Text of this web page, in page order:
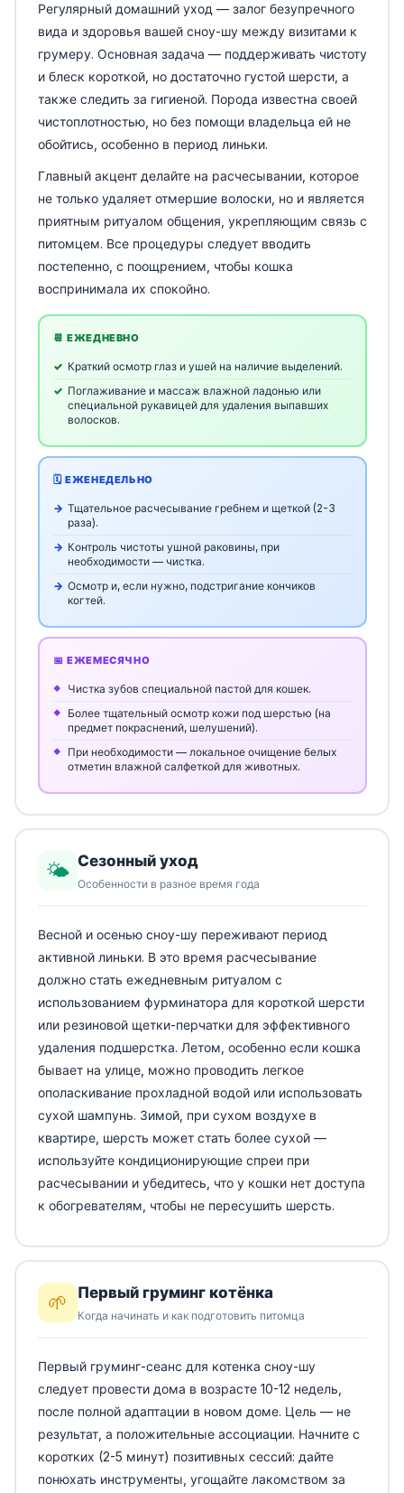
Регулярный домашний уход — залог безупречного
вида и здоровья вашей сноу-шу между визитами к
грумеру. Основная задача — поддерживать чистоту
и блеск короткой, но достаточно густой шерсти, а
также следить за гигиеной. Порода известна своей
чистоплотностью, но без помощи владельца ей не
обойтись, особенно в период линьки.
Главный акцент делайте на расчесывании, которое
не только удаляет отмершие волоски, но и является
приятным ритуалом общения, укрепляющим связь с
питомцем. Все процедуры следует вводить
постепенно, с поощрением, чтобы кошка
воспринимала их спокойно.
📆 ЕЖЕДНЕВНО
Краткий осмотр глаз и ушей на наличие выделений.
Поглаживание и массаж влажной ладонью или
специальной рукавицей для удаления выпавших
волосков.
🗓️ ЕЖЕНЕДЕЛЬНО
Тщательное расчесывание гребнем и щеткой (2-3
раза).
Контроль чистоты ушной раковины, при
необходимости — чистка.
Осмотр и, если нужно, подстригание кончиков
когтей.
📅 ЕЖЕМЕСЯЧНО
Чистка зубов специальной пастой для кошек.
Более тщательный осмотр кожи под шерстью (на
предмет покраснений, шелушений).
При необходимости — локальное очищение белых
отметин влажной салфеткой для животных.
🌤️ Сезонный уход
Особенности в разное время года
Весной и осенью сноу-шу переживают период
активной линьки. В это время расчесывание
должно стать ежедневным ритуалом с
использованием фурминатора для короткой шерсти
или резиновой щетки-перчатки для эффективного
удаления подшерстка. Летом, особенно если кошка
бывает на улице, можно проводить легкое
ополаскивание прохладной водой или использовать
сухой шампунь. Зимой, при сухом воздухе в
квартире, шерсть может стать более сухой —
используйте кондиционирующие спреи при
расчесывании и убедитесь, что у кошки нет доступа
к обогревателям, чтобы не пересушить шерсть.
🌱 Первый груминг котёнка
Когда начинать и как подготовить питомца
Первый груминг-сеанс для котенка сноу-шу
следует провести дома в возрасте 10-12 недель,
после полной адаптации в новом доме. Цель — не
результат, а положительные ассоциации. Начните с
коротких (2-5 минут) позитивных сессий: дайте
понюхать инструменты, угощайте лакомством за